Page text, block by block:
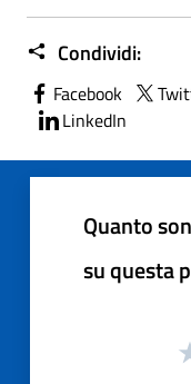
Condividi:
Facebook
LinkedIn
Quanto
su questa